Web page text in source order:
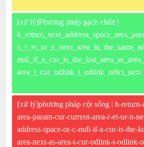
[xử lý]Phương pháp gạch chân |
area_t_cur_odlink_t_odlink_odict_next
[xử lý]phương pháp cột sống | h-return-
area-param-cur-current-area-r-et-ur-n-
address-space-or-c-null-if-a-cur-is-the-
area-next-as-area-t-cur-odlink-t-odlink-